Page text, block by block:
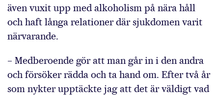
även vuxit upp med alkoholism på nära håll
och haft långa relationer där sjukdomen varit
närvarande.
– Medberoende gör att man går in i den andra
och försöker rädda och ta hand om. Efter två år
som nykter upptäckte jag att det är väldigt vad